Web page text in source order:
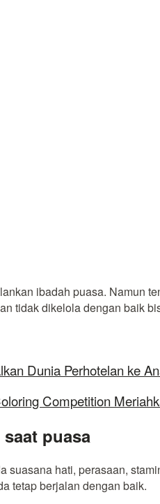
ibadah puasa. Namun
tidak dikelola dengan baik
Dunia Perhotelan ke
Competition
puasa
hati, perasaan,
tetap berjalan dengan baik.